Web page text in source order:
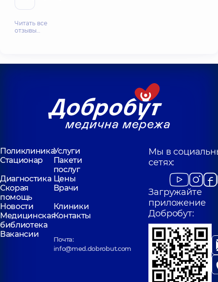
Читать все
отзывы…
ПоликлиникаУслуги
Стационар
Пакети
послуг
Диагностика Цены
Скорая
помощь
Врачи
Новости
Клиники
Медицинская
библиотека
Контакты
Вакансии
Почта:
info@med.dobrobut.com
Мы в
сетях:
Загружайте
приложение
Добробут: